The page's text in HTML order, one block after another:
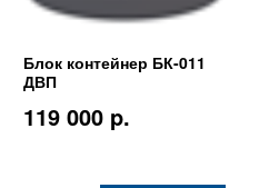
Блок контейнер БК-011
ДВП
119 000 p.